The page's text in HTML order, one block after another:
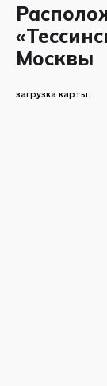
Москвы
загрузка карты...